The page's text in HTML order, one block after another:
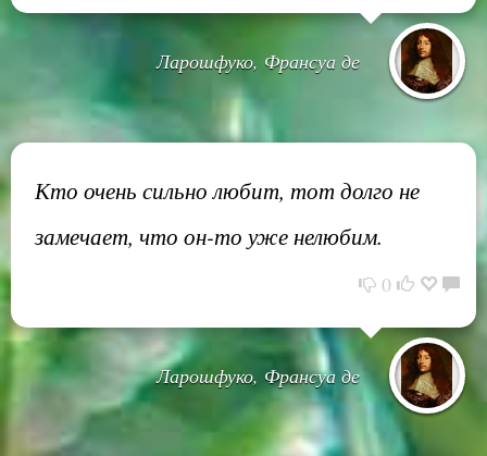
Ларошфуко, Франсуа де
Кто очень сильно любит, тот долго не
замечает, что он-то уже нелюбим.
0
Ларошфуко, Франсуа де